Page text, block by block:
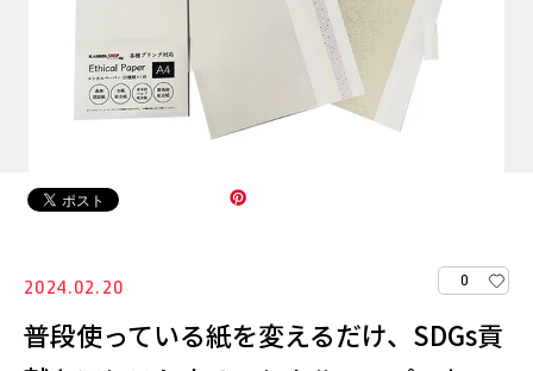
2024.02.20 0
普段使っている紙を変えるだけ、SDGs貢